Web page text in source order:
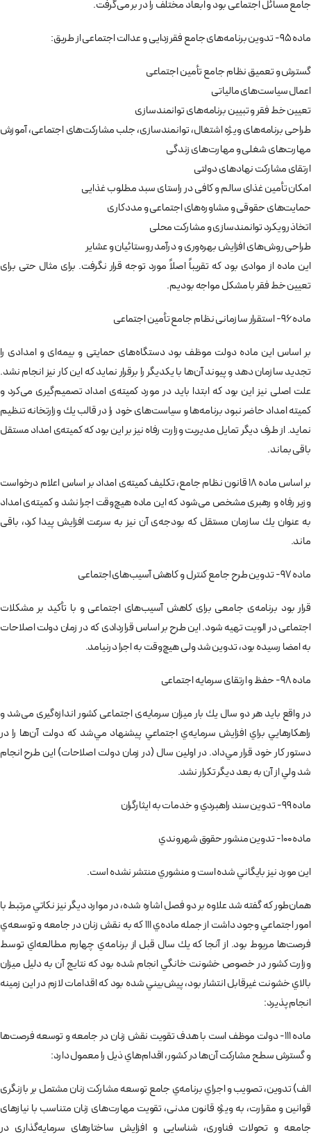
جامع مسائل اجتماعی بود و ابعاد مختلف را در بر می‌گرفت.
ماده 95- تدوين برنامه‌های جامع فقرزدايی و عدالت اجتماعی از طريق:
گسترش و تعميق نظام جامع تأمين اجتماعی
اعمال سياست‌های مالياتی
تعيين خط فقر و تبيين برنامه‌های توانمندسازی
طراحی برنامه‌های ويژه اشتغال، توانمندسازی، جلب مشاركت‌های اجتماعی،‌ آموزش
مهارت‌های شغلی و مهارت‌های زندگی
ارتقای مشاركت نهادهای دولتی
امكان تأمين غذای سالم و كافی در راستای سبد مطلوب غذايی
حمايت‌های حقوقی و مشاوره‌های اجتماعی و مددكاری
اتخاذ رويكرد توانمندسازی و مشاركت محلی
طراحی روش‌های افزايش بهره‌وری و درآمد روستائيان و عشاير
اين ماده از موادی بود كه تقريباً اصلاً مورد توجه قرار نگرفت. برای مثال حتی برای
تعيين خط فقر با مشكل مواجه بوديم.
ماده 96- استقرار سازمانی نظام جامع تأمين اجتماعی
بر اساس اين ماده دولت موظف بود دستگاه‌های حمايتی و بيمه‌ای و امدادی را
تجديد سازمان دهد و پيوند آن‌ها با يكديگر را برقرار نمايد كه اين كار نيز انجام نشد.
علت اصلی نيز اين بود كه ابتدا بايد در مورد كميته‌ی امداد تصميم‌گيری می‌كرد و
كميته امداد حاضر نبود برنامه‌ها و سياست‌های خود را در قالب يك وزارتخانه تنظيم
نمايد. از طرف ديگر تمايل مديريت وزارت رفاه نيز بر اين بود كه كميته‌ی امداد مستقل
باقی بماند.
بر اساس ماده 18 قانون نظام جامع، تكليف كميته‌ی امداد بر اساس اعلام درخواست
وزير رفاه و رهبری مشخص می‌شود كه اين ماده هيچ‌وقت اجرا نشد و كميته‌ی امداد
به عنوان يك سازمان مستقل كه بودجه‌ی آن نيز به سرعت افزايش پيدا كرد، باقی
ماند.
ماده 97- تدوين طرح جامع كنترل و كاهش آسيب‌های اجتماعی
قرار بود برنامه‌ی جامعی برای كاهش آسيب‌های اجتماعی و با تأكيد بر مشكلات
اجتماعی در الويت تهيه شود. اين طرح بر اساس قراردادی كه در زمان دولت اصلاحات
به امضا رسيده بود، تدوين شد ولی هيچ‌وقت به اجرا درنيامد.
ماده 98- حفظ و ارتقای سرمايه اجتماعی
در واقع بايد هر دو سال يك بار ميزان سرمايه‌ی اجتماعی كشور اندازه‌گيری می‌شد و
راهكارهايي براي افزايش سرمايه‌ي اجتماعي پيشنهاد مي‌شد كه دولت آن‌ها را در
دستور كار خود قرار مي‌داد. در اولين سال (در زمان دولت اصلاحات) اين طرح انجام
شد ولي از آن به بعد ديگر تكرار نشد.
ماده 99- تدوين سند راهبردي و خدمات به ايثارگران
ماده 100- تدوين منشور حقوق شهروندي
اين مورد نيز بايگاني شده است و منشوري منتشر نشده است.
همان‌طور كه گفته شد علاوه بر دو فصل اشاره شده، در موارد ديگر نيز نكاتي مرتبط با
امور اجتماعي وجود داشت از جمله ماده‌ي 111 كه به نقش زنان در جامعه و توسعه‌ي
فرصت‌ها مربوط بود. از آنجا كه يك سال قبل از برنامه‌ي چهارم مطالعه‌اي توسط
وزارت كشور در خصوص خشونت خانگي انجام شده بود كه نتايج آن به دليل ميزان
بالاي خشونت غيرقابل انتشار بود، پيش‌بيني شده بود كه اقدامات لازم در اين زمينه
انجام پذيرد:
ماده 111- دولت موظف است با هدف تقويت نقش زنان در جامعه و توسعه فرصت‌ها
و گسترش سطح مشاركت آن‌ها در كشور، اقدام‌هاي ذيل را معمول دارد:
الف) تدوين، تصويب و اجراي برنامه‌ي جامع توسعه مشاركت زنان مشتمل بر بازنگری
قوانين و مقرارت،‌ به ويژه قانون مدنی، تقويت مهارت‌های زنان متناسب با نيازهای
جامعه و تحولات فناوری، شناسايی و افزايش ساختارهای سرمايه‌گذاری در